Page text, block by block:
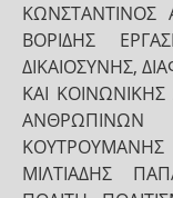
ΚΩΝΣΤΑΝΤΙΝΟΣ
ΒΟΡΙΔΗΣ
ΔΙΚΑΙΟΣΥΝΗΣ,
ΚΑΙ
ΑΝΘΡΩΠΙΝΩΝ
ΚΟΥΤΡΟΥΜΑΝΗΣ
ΜΙΛΤΙΑΔΗΣ